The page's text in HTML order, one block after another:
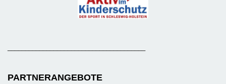
PARTNERANGEBOTE